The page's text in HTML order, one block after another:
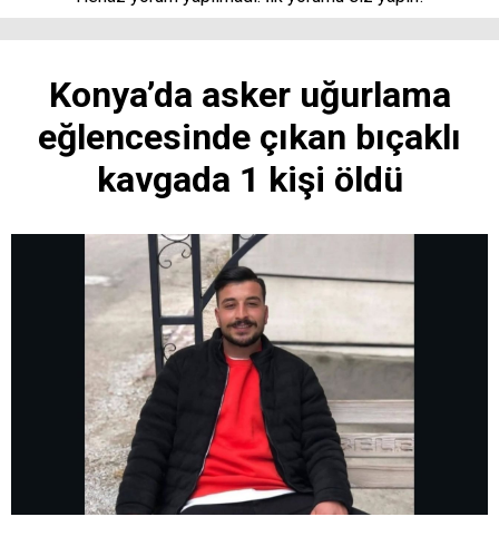
Konya’da asker uğurlama
eğlencesinde çıkan bıçaklı
kavgada 1 kişi öldü